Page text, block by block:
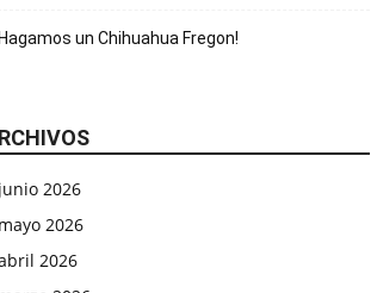
Hagamos un Chihuahua Fregon!
junio 2026
mayo 2026
2026